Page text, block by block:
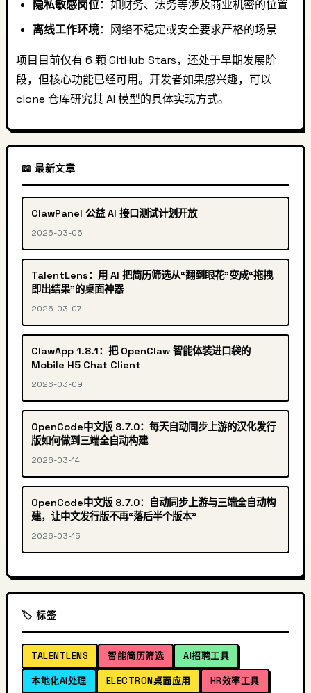
隐私敏感岗位：如财务、法务等涉及商业机密的位置
离线工作环境：网络不稳定或安全要求严格的场景
项目目前仅有 6 颗 GitHub Stars，还处于早期发展阶
段，但核心功能已经可用。开发者如果感兴趣，可以
clone 仓库研究其 AI 模型的具体实现方式。
📖 最新文章
ClawPanel 公益 AI 接口测试计划开放
2026-03-06
TalentLens：用 AI 把简历筛选从“翻到眼花”变成“拖拽
即出结果”的桌面神器
2026-03-07
ClawApp 1.8.1：把 OpenClaw 智能体装进口袋的
Mobile H5 Chat Client
2026-03-09
OpenCode中文版 8.7.0：每天自动同步上游的汉化发行
版如何做到三端全自动构建
2026-03-14
OpenCode中文版 8.7.0：自动同步上游与三端全自动构
建，让中文发行版不再“落后半个版本”
2026-03-15
🏷️ 标签
TALENTLENS 智能简历筛选 AI招聘工具
本地化AI处理 ELECTRON桌面应用 HR效率工具